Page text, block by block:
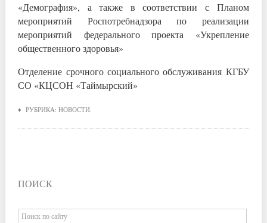
«Демография», а также в соответствии с Планом
мероприятий Роспотребнадзора по реализации
мероприятий федерального проекта «Укрепление
общественного здоровья»
Отделение срочного социального обслуживания КГБУ
СО «КЦСОН «Таймырский»
♦ РУБРИКА:НОВОСТИ.
ПОИСК